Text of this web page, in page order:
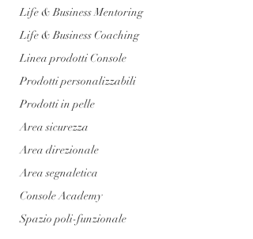
Life & Business Mentoring
Life & Business Coaching
Linea prodotti Console
Prodotti personalizzabili
Prodotti in pelle
Area sicurezza
Area direzionale
Area segnaletica
Console Academy
Spazio poli-funzionale